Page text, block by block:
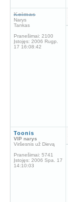
Kelmas
Narys
Tankas
Pranešimai: 2100
Įstojęs: 2006 Rugp.
17 16:08:42
Toonis
VIP narys
Viršesnis už Dievą
Pranešimai: 5741
Įstojęs: 2006 Spa. 17
14:10:03